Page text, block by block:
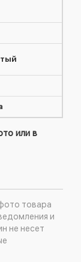
или в
товара
и
не несет